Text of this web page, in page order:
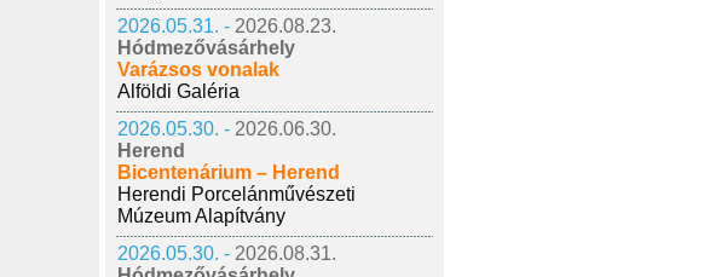
2026.05.31. - 2026.08.23.
Hódmezővásárhely
Varázsos vonalak
Alföldi Galéria
2026.05.30. - 2026.06.30.
Herend
Bicentenárium – Herend
Herendi Porcelánművészeti
Múzeum Alapítvány
2026.05.30. - 2026.08.31.